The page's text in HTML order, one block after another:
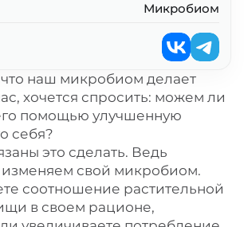
что наш микробиом делает
хочется спросить: можем ли
помощью улучшенную
себя?
это сделать. Ведь
свой микробиом.
соотношение растительной
в своем рационе,
Микробиом